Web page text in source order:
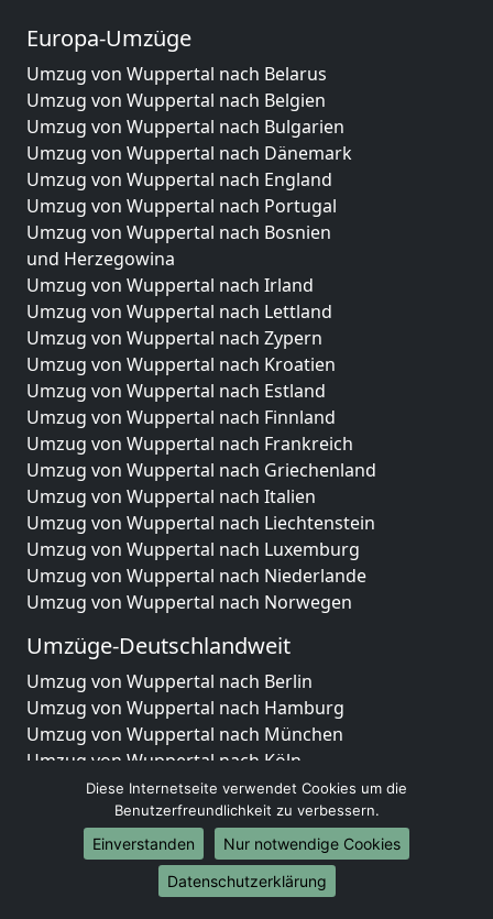
Europa-Umzüge
Umzug von Wuppertal nach Belarus
Umzug von Wuppertal nach Belgien
Umzug von Wuppertal nach Bulgarien
Umzug von Wuppertal nach Dänemark
Umzug von Wuppertal nach England
Umzug von Wuppertal nach Portugal
Umzug von Wuppertal nach Bosnien
und Herzegowina
Umzug von Wuppertal nach Irland
Umzug von Wuppertal nach Lettland
Umzug von Wuppertal nach Zypern
Umzug von Wuppertal nach Kroatien
Umzug von Wuppertal nach Estland
Umzug von Wuppertal nach Finnland
Umzug von Wuppertal nach Frankreich
Umzug von Wuppertal nach Griechenland
Umzug von Wuppertal nach Italien
Umzug von Wuppertal nach Liechtenstein
Umzug von Wuppertal nach Luxemburg
Umzug von Wuppertal nach Niederlande
Umzug von Wuppertal nach Norwegen
Umzüge-Deutschlandweit
Umzug von Wuppertal nach Berlin
Umzug von Wuppertal nach Hamburg
Umzug von Wuppertal nach München
Umzug von Wuppertal nach Köln
Umzug von Wuppertal nach Frankfurt am Main
Umzug von Wuppertal nach Stuttgart
Umzug von Wuppertal nach Düsseldorf
Umzug von Wuppertal nach Leipzig
Umzug von Wuppertal nach Dortmund
Diese Internetseite verwendet Cookies um die
Benutzerfreundlichkeit zu verbessern.
Einverstanden
Nur notwendige Cookies
Datenschutzerklärung